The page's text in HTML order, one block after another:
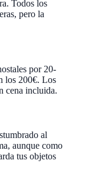
Todos los
pero la
por 20-
los 200€. Los
cena incluida.
al
aunque como
tus objetos